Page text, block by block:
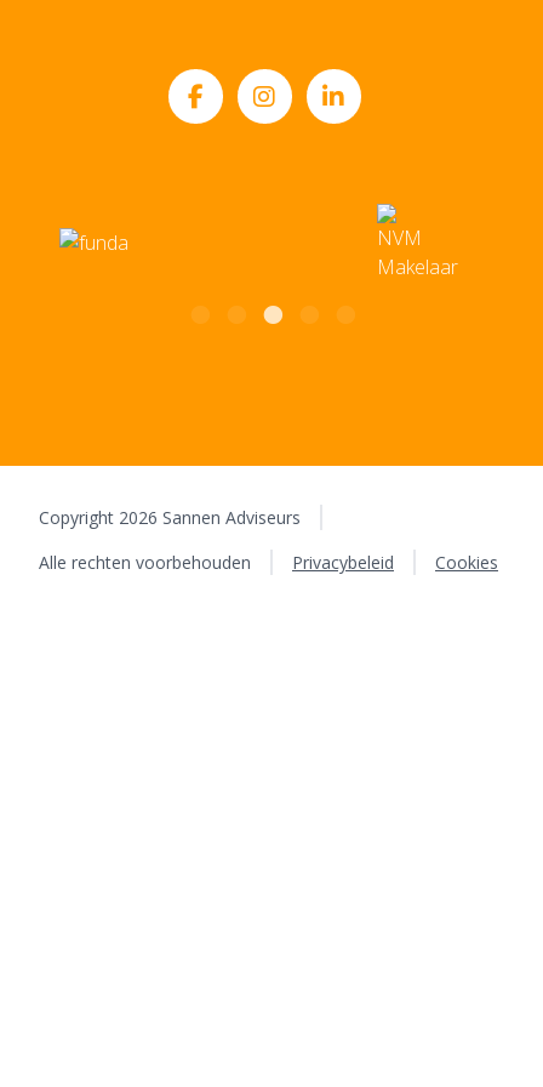
info@sannen.nl
Copyright 2026 Sannen Adviseurs
Alle rechten voorbehouden
Privacybeleid Cookies